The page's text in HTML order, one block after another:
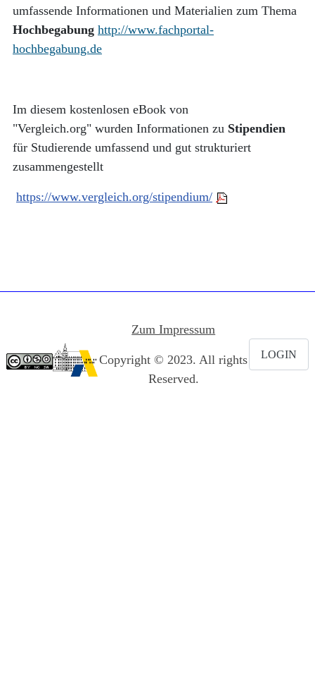
umfassende Informationen und Materialien zum Thema
Hochbegabung http://www.fachportal-
hochbegabung.de
Im diesem kostenlosen eBook von
"Vergleich.org" wurden Informationen zu Stipendien
für Studierende umfassend und gut strukturiert
zusammengestellt
https://www.vergleich.org/stipendium/
Zum Impressum
Copyright © 2023. All rights
Reserved.
LOGIN